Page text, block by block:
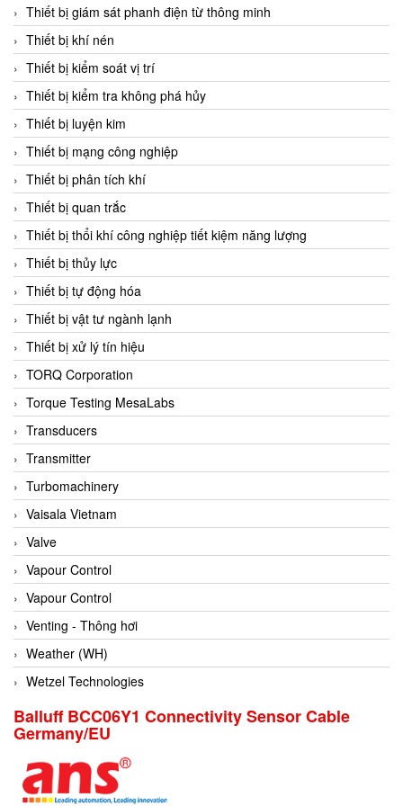
Chromalox
ChuanYi
CIC
Clage
Clake Fololo
Clark Cooper
CMC Ventilazione
Coax Valves Inc
Codel
Cofimco
Coltraco
Comat Releco
Comax
COMETECH VietNam
COMFILE Technology
Conch
Conductix/ WAMPFLER
Contrec
Contrinex
Control Solution Minesota
Copeland
Cortem
Cosa Xentaur
Cosil
Coulton
Crouzet
Crowcon
Crutec Dust Zero Vietnam
Crydom
Thiết bị giám sát phanh điện từ thông minh
Thiết bị khí nén
Thiết bị kiểm soát vị trí
Thiết bị kiểm tra không phá hủy
Thiết bị luyện kim
Thiết bị mạng công nghiệp
Thiết bị phân tích khí
Thiết bị quan trắc
Thiết bị thổi khí công nghiệp tiết kiệm năng lượng
Thiết bị thủy lực
Thiết bị tự động hóa
Thiết bị vật tư ngành lạnh
Thiết bị xử lý tín hiệu
TORQ Corporation
Torque Testing MesaLabs
Transducers
Transmitter
Turbomachinery
Vaisala Vietnam
Valve
Vapour Control
Vapour Control
Venting - Thông hơi
Weather (WH)
Wetzel Technologies
Balluff BCC06Y1 Connectivity Sensor Cable
Germany/EU